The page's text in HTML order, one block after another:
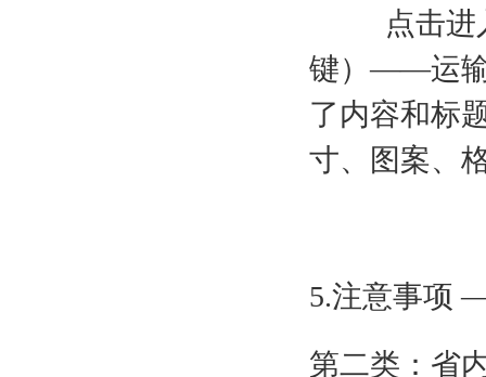
点击进入
键）——运输
了内容和标
寸、图案、
5.注意事项
第二类：省